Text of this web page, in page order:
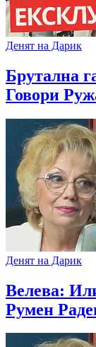
Денят на Дарик
Брутална
Говори
Денят на Дарик
Велева:
Румен